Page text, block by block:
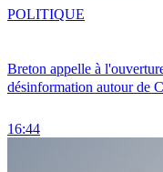
Breton appelle à
désinformation autour de
16:44
POLITIQUE